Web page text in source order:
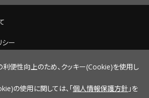
シー
利便性向上のため、クッキー(Cookie)を使用し
の使用に関しては、「個人情報保護方針 」を